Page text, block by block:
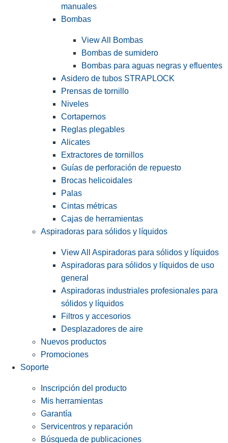
manuales
Bombas
View All Bombas
Bombas de sumidero
Bombas para aguas negras y efluentes
Asidero de tubos STRAPLOCK
Prensas de tornillo
Niveles
Cortapernos
Reglas plegables
Alicates
Extractores de tornillos
Guías de perforación de repuesto
Brocas helicoidales
Palas
Cintas métricas
Cajas de herramientas
Aspiradoras para sólidos y líquidos
View All Aspiradoras para sólidos y líquidos
Aspiradoras para sólidos y líquidos de uso
general
Aspiradoras industriales profesionales para
sólidos y líquidos
Filtros y accesorios
Desplazadores de aire
Nuevos productos
Promociones
Soporte
Inscripción del producto
Mis herramientas
Garantía
Servicentros y reparación
Búsqueda de publicaciones